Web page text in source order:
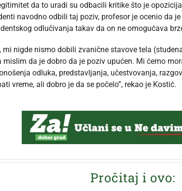
da to uradi su odbacili kritike što je
navodno odbili taj poziv, profesor je ocenio da
odlučivanja takav da on ne omogućava
mi nigde nismo dobili zvanične stavove tela
mislim da je dobro da je poziv upućen. Mi ćemo
odluka, predstavljanja, učestvovanja,
vreme, ali dobro je da se počelo”, rekao je Kostić.
Pročitaj i ovo: